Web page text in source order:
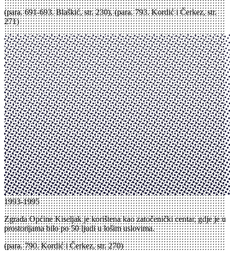
(para. 691-693. Blaškić, str. 230), (para. 793. Kordić i Čerkez, str.
271)
1993-1995
Zgrada Općine Kiseljak je korištena kao zatočenički centar, gdje je u
prostorijama bilo po 50 ljudi u lošim uslovima.
(para. 790. Kordić i Čerkez, str. 270)